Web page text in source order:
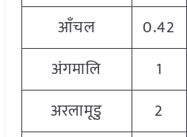
आँचल 0.42
अंगमालि
1
अरलामूडु
2